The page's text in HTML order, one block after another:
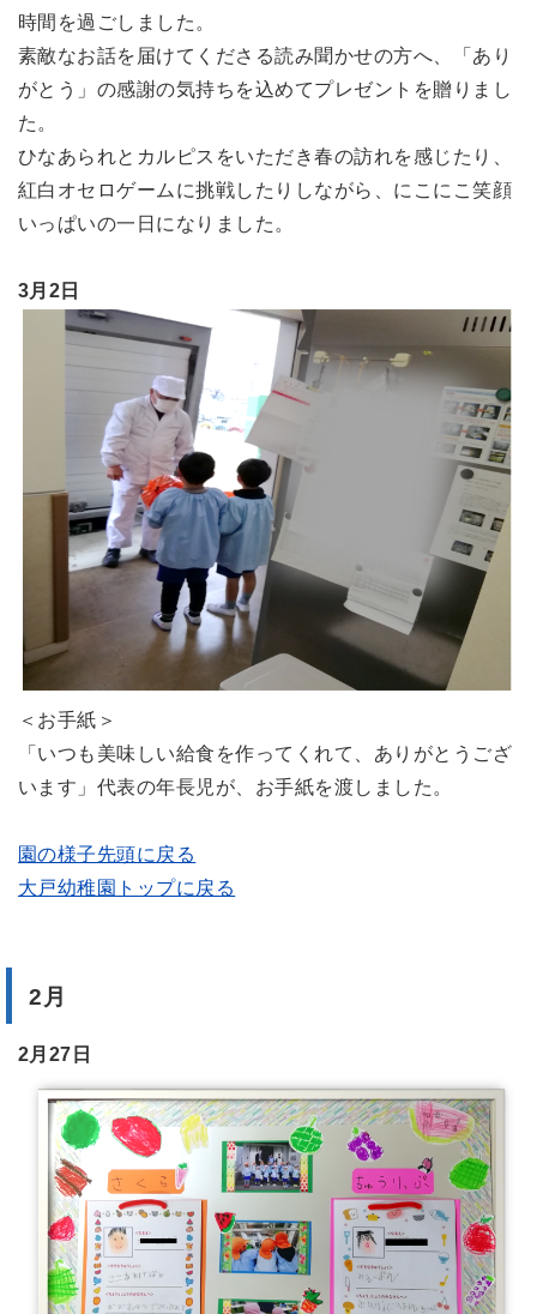
時間を過ごしました。
素敵なお話を届けてくださる読み聞かせの方へ、「あり
がとう」の感謝の気持ちを込めてプレゼントを贈りまし
た。
ひなあられとカルピスをいただき春の訪れを感じたり、
紅白オセロゲームに挑戦したりしながら、にこにこ笑顔
いっぱいの一日になりました。
3月2日
＜お手紙＞
「いつも美味しい給食を作ってくれて、ありがとうござ
います」代表の年長児が、お手紙を渡しました。
園の様子先頭に戻る
大戸幼稚園トップに戻る
2月
2月27日